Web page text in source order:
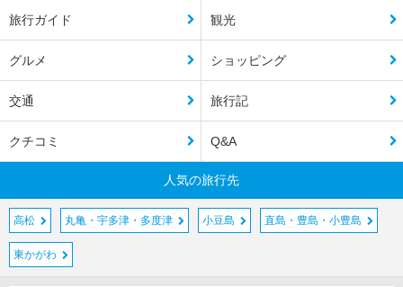
旅行ガイド 観光
グルメ ショッピング
交通 旅行記
クチコミ Q&A
人気の旅行先
高松 丸亀・宇多津・多度津 小豆島 直島・豊島・小豊島
東かがわ